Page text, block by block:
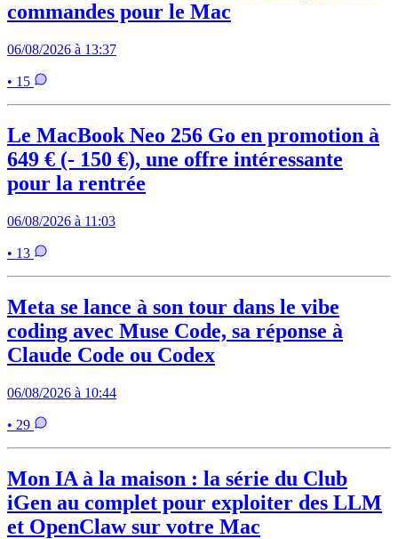
commandes pour le Mac
06/08/2026 à 13:37
• 15
Le MacBook Neo 256 Go en promotion à
649 € (- 150 €), une offre intéressante
pour la rentrée
06/08/2026 à 11:03
• 13
Meta se lance à son tour dans le vibe
coding avec Muse Code, sa réponse à
Claude Code ou Codex
06/08/2026 à 10:44
• 29
Mon IA à la maison : la série du Club
iGen au complet pour exploiter des LLM
et OpenClaw sur votre Mac